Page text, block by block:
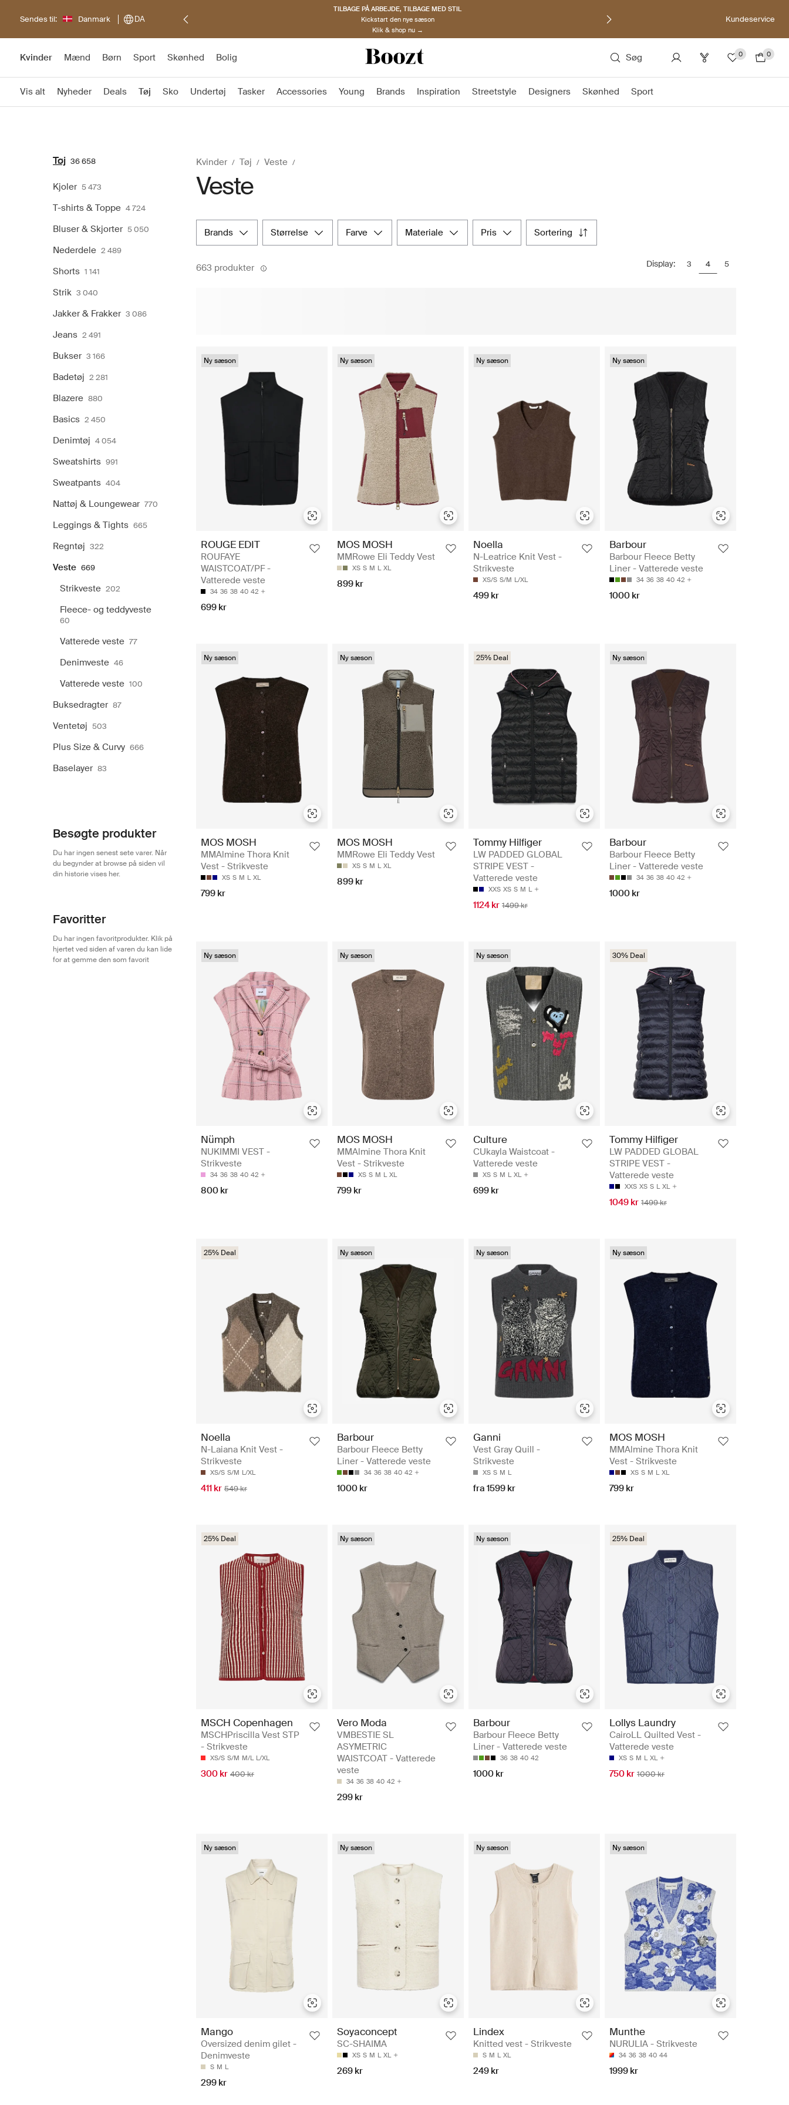
Sendes til: Danmark DA
TILBAGE PÅ ARBEJDE, TILBAGE MED STIL
Kickstart den nye sæson
Klik & shop nu →
Kundeservice
Kvinder Mænd Børn Sport Skønhed Bolig Søg 0 0
Vis alt Nyheder Deals Tøj Sko Undertøj Tasker Accessories Young Brands Inspiration Streetstyle Designers Skønhed Sport
Tøj 36 658
Kjoler 5 473
T-shirts & Toppe 4 724
Bluser & Skjorter 5 050
Nederdele 2 489
Shorts 1 141
Strik 3 040
Jakker & Frakker 3 086
Jeans 2 491
Bukser 3 166
Badetøj 2 281
Blazere 880
Basics 2 450
Denimtøj 4 054
Sweatshirts 991
Sweatpants 404
Nattøj & Loungewear 770
Leggings & Tights 665
Regntøj 322
Veste 669
Strikveste 202
Fleece- og teddyveste
60
Vatterede veste 77
Denimveste 46
Vatterede veste 100
Buksedragter 87
Ventetøj 503
Plus Size & Curvy 666
Baselayer 83
Besøgte produkter
Du har ingen senest sete varer. Når
du begynder at browse på siden vil
din historie vises her.
Favoritter
Du har ingen favoritprodukter. Klik på
hjertet ved siden af varen du kan lide
for at gemme den som favorit
Kvinder Tøj Veste
Veste
brands størrelse farve materiale pris sortering
663 produkter Display: 3 4 5
Ny sæson
ROUGE EDIT
ROUFAYE
WAISTCOAT/PF -
Vatterede veste
34 36 38 40 42
699 kr
Ny sæson
MOS MOSH
MMRowe Eli Teddy Vest
XS S M L XL
899 kr
Ny sæson
Noella
N-Leatrice Knit Vest -
Strikveste
XS/S S/M L/XL
499 kr
Ny sæson
Barbour
Barbour Fleece Betty
Liner - Vatterede veste
34 36 38 40 42
1000 kr
Ny sæson
MOS MOSH
MMAlmine Thora Knit
Vest - Strikveste
XS S M L XL
799 kr
Ny sæson
MOS MOSH
MMRowe Eli Teddy Vest
XS S M L XL
899 kr
25% Deal
Tommy Hilfiger
LW PADDED GLOBAL
STRIPE VEST -
Vatterede veste
XXS XS S M L
1124 kr 1499 kr
Ny sæson
Barbour
Barbour Fleece Betty
Liner - Vatterede veste
34 36 38 40 42
1000 kr
Ny sæson
Nümph
NUKIMMI VEST -
Strikveste
34 36 38 40 42
800 kr
Ny sæson
MOS MOSH
MMAlmine Thora Knit
Vest - Strikveste
XS S M L XL
799 kr
Ny sæson
Culture
CUkayla Waistcoat -
Vatterede veste
XS S M L XL
699 kr
30% Deal
Tommy Hilfiger
LW PADDED GLOBAL
STRIPE VEST -
Vatterede veste
XXS XS S L XL
1049 kr 1499 kr
25% Deal
Noella
N-Laiana Knit Vest -
Strikveste
XS/S S/M L/XL
411 kr 549 kr
Ny sæson
Barbour
Barbour Fleece Betty
Liner - Vatterede veste
34 36 38 40 42
1000 kr
Ny sæson
Ganni
Vest Gray Quill -
Strikveste
XS S M L
fra 1599 kr
Ny sæson
MOS MOSH
MMAlmine Thora Knit
Vest - Strikveste
XS S M L XL
799 kr
25% Deal
MSCH Copenhagen
MSCHPriscilla Vest STP
- Strikveste
XS/S S/M M/L L/XL
300 kr 400 kr
Ny sæson
Vero Moda
VMBESTIE SL
ASYMETRIC
WAISTCOAT - Vatterede
veste
34 36 38 40 42
299 kr
Ny sæson
Barbour
Barbour Fleece Betty
Liner - Vatterede veste
36 38 40 42
1000 kr
25% Deal
Lollys Laundry
CairoLL Quilted Vest -
Vatterede veste
XS S M L XL
750 kr 1000 kr
Ny sæson
Mango
Oversized denim gilet -
Denimveste
S M L
299 kr
Ny sæson
Soyaconcept
SC-SHAIMA
XS S M L XL
269 kr
Ny sæson
Lindex
Knitted vest - Strikveste
S M L XL
249 kr
Ny sæson
Munthe
NURULIA - Strikveste
34 36 38 40 44
1999 kr